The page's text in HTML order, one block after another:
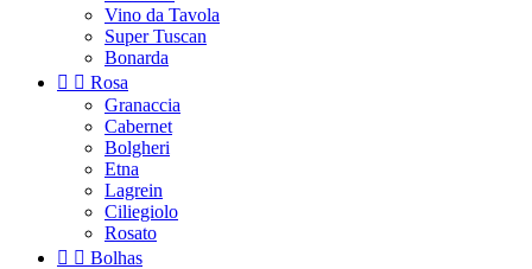
Vino da Tavola
Super Tuscan
Bonarda
  Rosa
Granaccia
Cabernet
Bolgheri
Etna
Lagrein
Ciliegiolo
Rosato
  Bolhas